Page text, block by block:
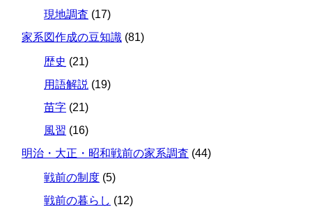
現地調査 (17)
家系図作成の豆知識 (81)
歴史 (21)
用語解説 (19)
苗字 (21)
風習 (16)
明治・大正・昭和戦前の家系調査 (44)
戦前の制度 (5)
戦前の暮らし (12)